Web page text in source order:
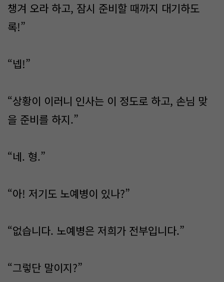
챙겨 오라 하고, 잠시 준비할 때까지 대기하도
록!”
“넵!”
“상황이 이러니 인사는 이 정도로 하고, 손님 맞
을 준비를 하지.”
“네. 형.”
“아! 저기도 노예병이 있나?”
“없습니다. 노예병은 저희가 전부입니다.”
“그렇단 말이지?”